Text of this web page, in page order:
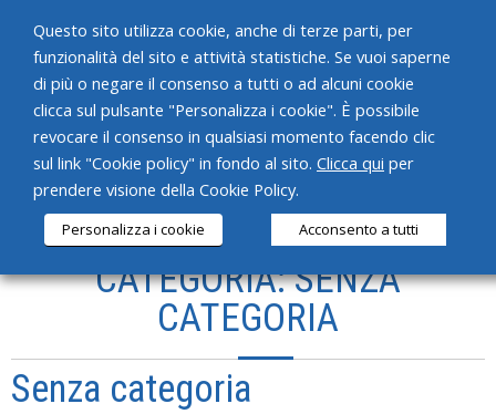
HOME
CHI SIAMO
SERVIZI
PRODOTTI
CONTATTI
CATEGORIA: SENZA
CATEGORIA
Senza categoria
Questo sito utilizza cookie, anche di terze parti, per
funzionalità del sito e attività statistiche. Se vuoi saperne
di più o negare il consenso a tutti o ad alcuni cookie
clicca sul pulsante "Personalizza i cookie". È possibile
revocare il consenso in qualsiasi momento facendo clic
sul link "Cookie policy" in fondo al sito. Clicca qui per
prendere visione della Cookie Policy.
Personalizza i cookie Acconsento a tutti